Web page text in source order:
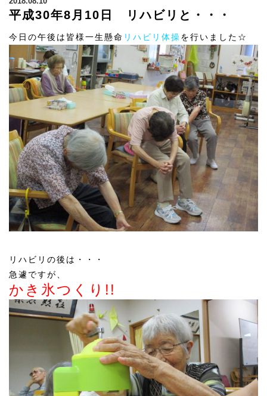
平成30年8月10日 リハビリと・・・
今日の午後は皆様一生懸命 リハビリ体操を行いました☆
リハビリの後は・・・
急遽ですが、
かき氷つくり!!